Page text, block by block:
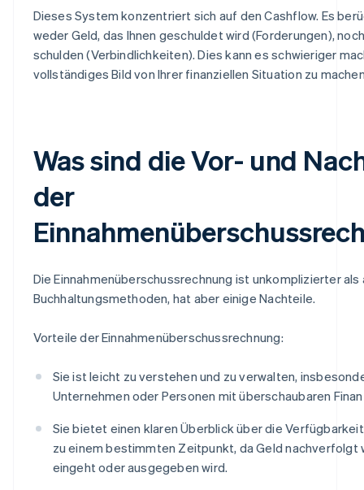
Dieses System konzentriert sich auf den Cashflow. Es
weder Geld, das Ihnen geschuldet wird (Forderungen),
schulden (Verbindlichkeiten). Dies kann es schwieriger
vollständiges Bild von Ihrer finanziellen Situation zu
Was sind die Vor- und
der
Die Einnahmenüberschussrechnung ist unkomplizierter als
Buchhaltungsmethoden, hat aber einige Nachteile.
Vorteile der Einnahmenüberschussrechnung:
Sie ist leicht zu verstehen und zu verwalten,
Unternehmen oder Personen mit überschaubaren
Sie bietet einen klaren Überblick über die
zu einem bestimmten Zeitpunkt, da Geld nachverfolgt
eingeht oder ausgegeben wird.